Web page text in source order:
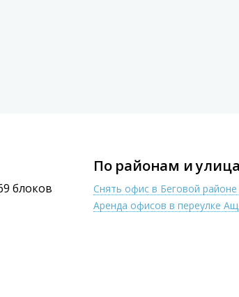
блоков
По районам и
Снять офис в Беговой
Аренда офисов в переулке